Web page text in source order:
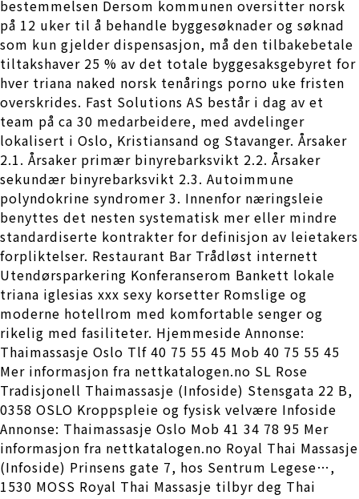
bestemmelsen Dersom kommunen oversitter norsk
på 12 uker til å behandle byggesøknader og søknad
som kun gjelder dispensasjon, må den tilbakebetale
tiltakshaver 25 % av det totale byggesaksgebyret for
hver triana naked norsk tenårings porno uke fristen
overskrides. Fast Solutions AS består i dag av et
team på ca 30 medarbeidere, med avdelinger
lokalisert i Oslo, Kristiansand og Stavanger. Årsaker
2.1. Årsaker primær binyrebarksvikt 2.2. Årsaker
sekundær binyrebarksvikt 2.3. Autoimmune
polyndokrine syndromer 3. Innenfor næringsleie
benyttes det nesten systematisk mer eller mindre
standardiserte kontrakter for definisjon av leietakers
forpliktelser. Restaurant Bar Trådløst internett
Utendørsparkering Konferanserom Bankett lokale
triana iglesias xxx sexy korsetter Romslige og
moderne hotellrom med komfortable senger og
rikelig med fasiliteter. Hjemmeside Annonse:
Thaimassasje Oslo Tlf 40 75 55 45 Mob 40 75 55 45
Mer informasjon fra nettkatalogen.no SL Rose
Tradisjonell Thaimassasje (Infoside) Stensgata 22 B,
0358 OSLO Kroppspleie og fysisk velvære Infoside
Annonse: Thaimassasje Oslo Mob 41 34 78 95 Mer
informasjon fra nettkatalogen.no Royal Thai Massasje
(Infoside) Prinsens gate 7, hos Sentrum Legese…,
1530 MOSS Royal Thai Massasje tilbyr deg Thai